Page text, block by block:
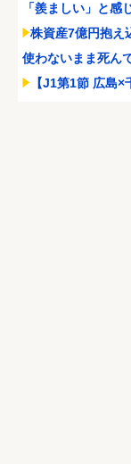
「羨ましい」と感
株資産7億円抱え
使わないまま死ん
【J1第1節 広島